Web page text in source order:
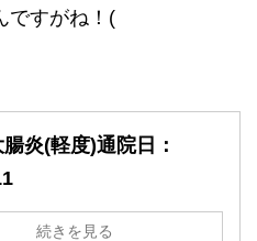
ですがね！(
炎(軽度)通院日：
続きを見る